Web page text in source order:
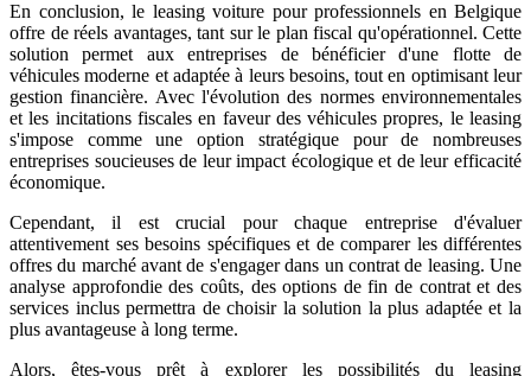
En conclusion, le leasing voiture pour professionnels en Belgique
offre de réels avantages, tant sur le plan fiscal qu'opérationnel. Cette
solution permet aux entreprises de bénéficier d'une flotte de
véhicules moderne et adaptée à leurs besoins, tout en optimisant leur
gestion financière. Avec l'évolution des normes environnementales
et les incitations fiscales en faveur des véhicules propres, le leasing
s'impose comme une option stratégique pour de nombreuses
entreprises soucieuses de leur impact écologique et de leur efficacité
économique.
Cependant, il est crucial pour chaque entreprise d'évaluer
attentivement ses besoins spécifiques et de comparer les différentes
offres du marché avant de s'engager dans un contrat de leasing. Une
analyse approfondie des coûts, des options de fin de contrat et des
services inclus permettra de choisir la solution la plus adaptée et la
plus avantageuse à long terme.
Alors, êtes-vous prêt à explorer les possibilités du leasing